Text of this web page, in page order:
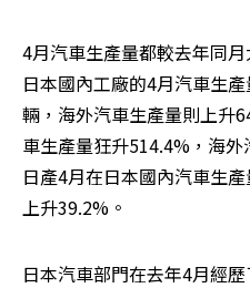
4月汽車生產量都較去年同
日本國內工廠的4月汽車生
輛，海外汽車生產量則上升
車生產量狂升514.4%，海
日產4月在日本國內汽車生
上升39.2%。
日本汽車部門在去年4月經